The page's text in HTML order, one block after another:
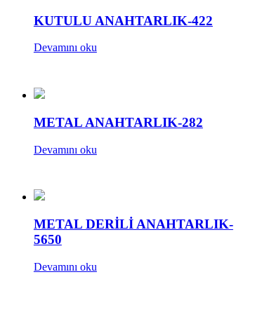
KUTULU ANAHTARLIK-422
Devamını oku
METAL ANAHTARLIK-282
Devamını oku
METAL DERİLİ ANAHTARLIK-
5650
Devamını oku